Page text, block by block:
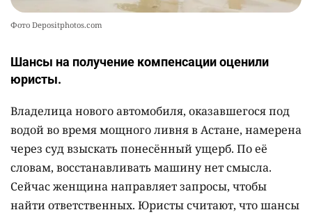
Фото Depositphotos.com
Шансы на получение компенсации оценили
юристы.
Владелица нового автомобиля, оказавшегося под
водой во время мощного ливня в Астане, намерена
через суд взыскать понесённый ущерб. По её
словам, восстанавливать машину нет смысла.
Сейчас женщина направляет запросы, чтобы
найти ответственных. Юристы считают, что шансы